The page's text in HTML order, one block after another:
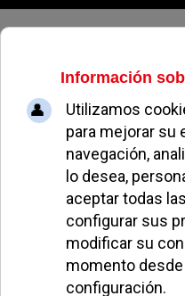
Jueves, 06
Un curso en
padres a
sus hijos
REDACCIÓN EDUCACIÓN